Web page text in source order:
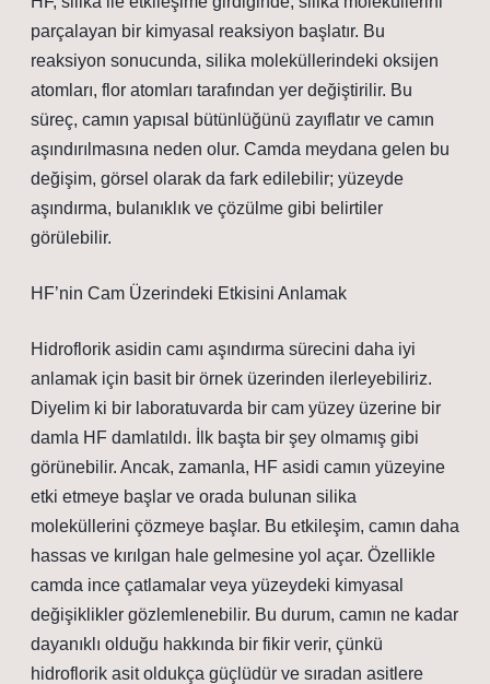
parçalayan bir kimyasal reaksiyon başlatır. Bu
reaksiyon sonucunda, silika moleküllerindeki oksijen
atomları, flor atomları tarafından yer değiştirilir. Bu
süreç, camın yapısal bütünlüğünü zayıflatır ve camın
aşındırılmasına neden olur. Camda meydana gelen bu
değişim, görsel olarak da fark edilebilir; yüzeyde
aşındırma, bulanıklık ve çözülme gibi belirtiler
görülebilir.
HF’nin Cam Üzerindeki Etkisini Anlamak
Hidroflorik asidin camı aşındırma sürecini daha iyi
anlamak için basit bir örnek üzerinden ilerleyebiliriz.
Diyelim ki bir laboratuvarda bir cam yüzey üzerine bir
damla HF damlatıldı. İlk başta bir şey olmamış gibi
görünebilir. Ancak, zamanla, HF asidi camın yüzeyine
etki etmeye başlar ve orada bulunan silika
moleküllerini çözmeye başlar. Bu etkileşim, camın daha
hassas ve kırılgan hale gelmesine yol açar. Özellikle
camda ince çatlamalar veya yüzeydeki kimyasal
değişiklikler gözlemlenebilir. Bu durum, camın ne kadar
dayanıklı olduğu hakkında bir fikir verir, çünkü
hidroflorik asit oldukça güçlüdür ve sıradan asitlere